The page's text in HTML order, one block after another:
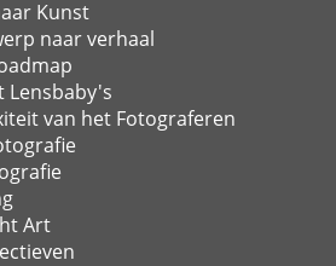
Kunst
naar verhaal
Lensbaby's
van het Fotograferen
Art